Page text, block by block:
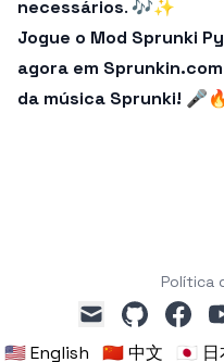
necessários. 🎶✨
Jogue o Mod Sprunki
agora em
da música Sprunki!
Política
mail
github
🇺🇸 English 🇨🇳 中文 🇯🇵